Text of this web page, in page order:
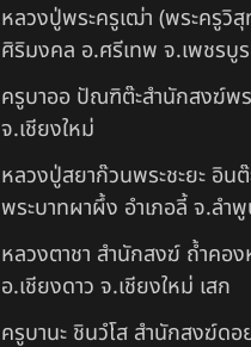
หลวงปู่พระครูเฒ่า (พระครูวิ
ศิริมงคล อ.ศรีเทพ จ.เพชรบู
ครูบาออ ปัณฑิต๊ะสำนักสงฆ์พร
จ.เชียงใหม่
หลวงปู่สยาก๊วนพระชะยะ อินต๊
พระบาทผาผึ้ง อำเภอลี้ จ.ลำ
หลวงตาชา สำนักสงฆ์ ถ้ำคอ
อ.เชียงดาว จ.เชียงใหม่ เสก
ครูบานะ ชินวํโส สำนักสงฆ์ด